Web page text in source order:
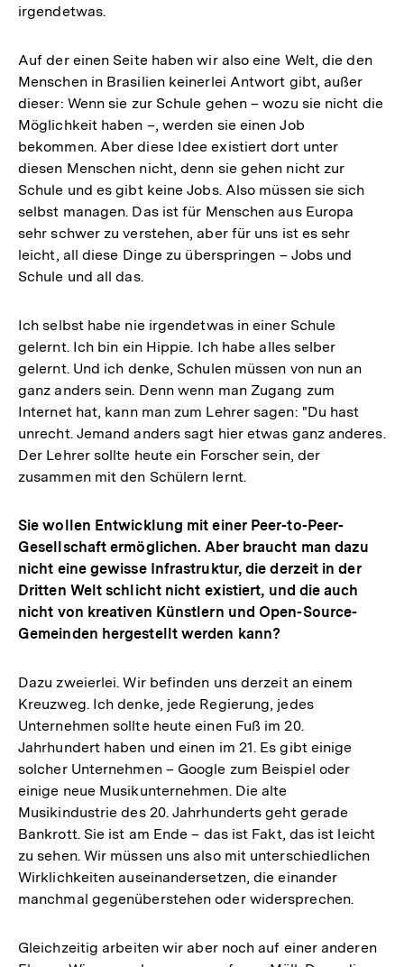
irgendetwas.
Auf der einen Seite haben wir also eine Welt, die den
Menschen in Brasilien keinerlei Antwort gibt, außer
dieser: Wenn sie zur Schule gehen – wozu sie nicht die
Möglichkeit haben –, werden sie einen Job
bekommen. Aber diese Idee existiert dort unter
diesen Menschen nicht, denn sie gehen nicht zur
Schule und es gibt keine Jobs. Also müssen sie sich
selbst managen. Das ist für Menschen aus Europa
sehr schwer zu verstehen, aber für uns ist es sehr
leicht, all diese Dinge zu überspringen – Jobs und
Schule und all das.
Ich selbst habe nie irgendetwas in einer Schule
gelernt. Ich bin ein Hippie. Ich habe alles selber
gelernt. Und ich denke, Schulen müssen von nun an
ganz anders sein. Denn wenn man Zugang zum
Internet hat, kann man zum Lehrer sagen: "Du hast
unrecht. Jemand anders sagt hier etwas ganz anderes.
Der Lehrer sollte heute ein Forscher sein, der
zusammen mit den Schülern lernt.
Sie wollen Entwicklung mit einer Peer-to-Peer-
Gesellschaft ermöglichen. Aber braucht man dazu
nicht eine gewisse Infrastruktur, die derzeit in der
Dritten Welt schlicht nicht existiert, und die auch
nicht von kreativen Künstlern und Open-Source-
Gemeinden hergestellt werden kann?
Dazu zweierlei. Wir befinden uns derzeit an einem
Kreuzweg. Ich denke, jede Regierung, jedes
Unternehmen sollte heute einen Fuß im 20.
Jahrhundert haben und einen im 21. Es gibt einige
solcher Unternehmen – Google zum Beispiel oder
einige neue Musikunternehmen. Die alte
Musikindustrie des 20. Jahrhunderts geht gerade
Bankrott. Sie ist am Ende – das ist Fakt, das ist leicht
zu sehen. Wir müssen uns also mit unterschiedlichen
Wirklichkeiten auseinandersetzen, die einander
manchmal gegenüberstehen oder widersprechen.
Gleichzeitig arbeiten wir aber noch auf einer anderen